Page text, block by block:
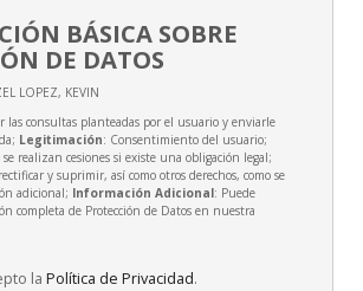
BÁSICA SOBRE
DE DATOS
LOPEZ, KEVIN
las consultas planteadas por el usuario y enviarle
Legitimación: Consentimiento del usuario;
se realizan cesiones si existe una obligación legal;
y suprimir, así como otros derechos, como se
adicional; Información Adicional: Puede
completa de Protección de Datos en nuestra
la Política de Privacidad.